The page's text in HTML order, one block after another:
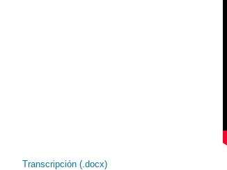
Transcripción (.docx)